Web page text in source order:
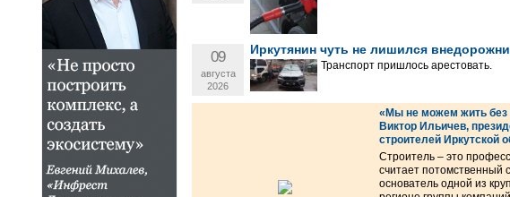
09
августа
2026
Иркутянин чуть не лишился
Транспорт пришлось арестовать.
«Мы не можем жить без
Виктор Ильичев,
строителей Иркутской
Строитель – это
считает потомственный
основатель одной из